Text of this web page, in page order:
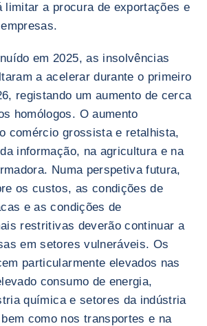
limitar a procura de exportações e
em 2025, as insolvências
a acelerar durante o primeiro
registando um aumento de cerca
homólogos. O aumento
comércio grossista e retalhista,
informação, na agricultura e na
Numa perspetiva futura,
os custos, as condições de
e as condições de
restritivas deverão continuar a
em setores vulneráveis. Os
particularmente elevados nas
consumo de energia,
química e setores da indústria
como nos transportes e na